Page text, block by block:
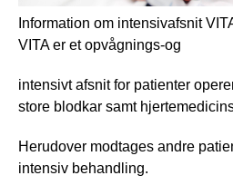
Information om intensivafsnit
VITA er et opvågnings-og
intensivt afsnit for patienter
store blodkar samt
Herudover modtages andre
intensiv behandling.